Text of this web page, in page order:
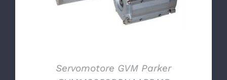
Servomotore GVM Parker